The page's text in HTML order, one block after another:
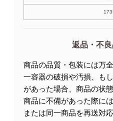
返品・不
商品の品質・包装には万
一容器の破損や汚損、も
があった場合、商品の状
商品に不備があった際に
または同一商品を再送対